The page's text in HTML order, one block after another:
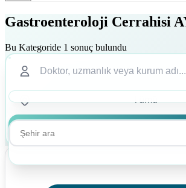
Gastroenteroloji Cerrahisi
Bu Kategoride 1 sonuç bulundu